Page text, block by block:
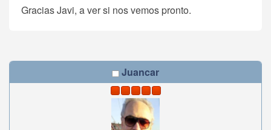
Gracias Javi, a ver si nos vemos pronto.
Juancar